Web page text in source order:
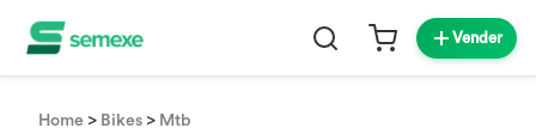
Vender
Home > Bikes > Mtb